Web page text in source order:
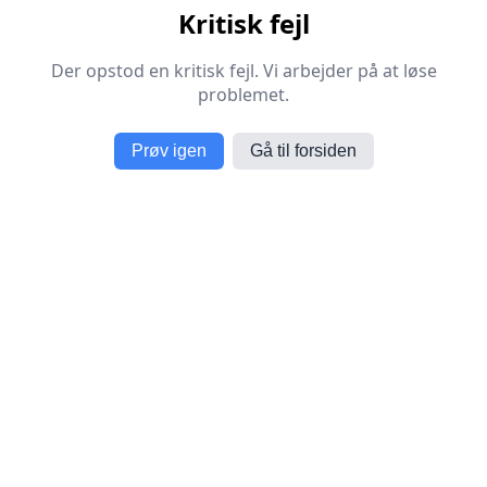
Kritisk fejl
Der opstod en kritisk fejl. Vi arbejder på at løse
problemet.
Prøv igen Gå til forsiden